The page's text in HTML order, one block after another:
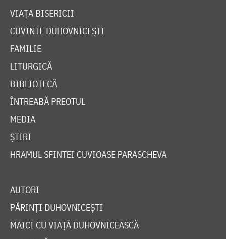
VIAȚA BISERICII
CUVINTE DUHOVNICEȘTI
FAMILIE
LITURGICĂ
BIBLIOTECĂ
ÎNTREABĂ PREOTUL
MEDIA
ȘTIRI
HRAMUL SFINTEI CUVIOASE PARASCHEVA
AUTORI
PĂRINȚI DUHOVNICEȘTI
MAICI CU VIAȚĂ DUHOVNICEASCĂ